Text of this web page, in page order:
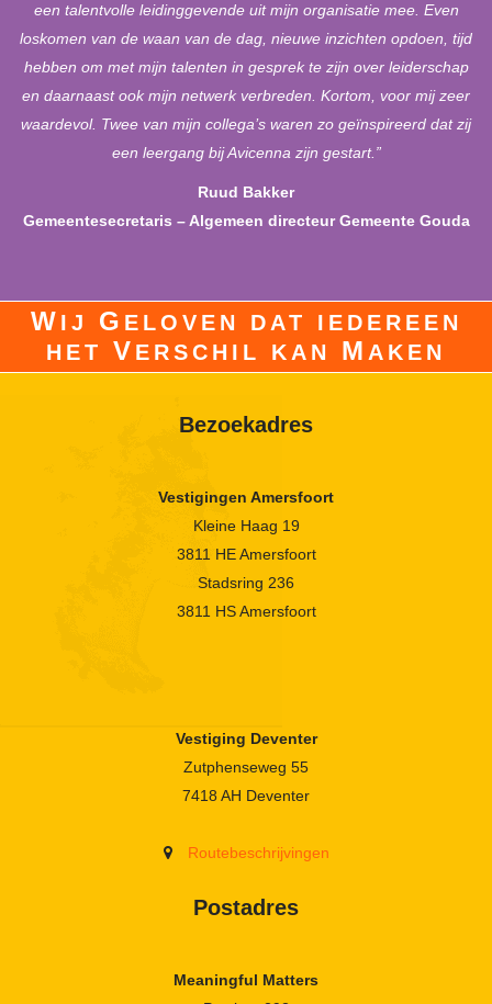
een talentvolle leidinggevende uit mijn organisatie mee. Even
loskomen van de waan van de dag, nieuwe inzichten opdoen, tijd
hebben om met mijn talenten in gesprek te zijn over leiderschap
en daarnaast ook mijn netwerk verbreden. Kortom, voor mij zeer
waardevol. Twee van mijn collega’s waren zo geïnspireerd dat zij
een leergang bij Avicenna zijn gestart.”
Ruud Bakker
Gemeentesecretaris – Algemeen directeur Gemeente Gouda
W IJ G ELOVEN DAT IEDEREEN
HET V ERSCHIL KAN M AKEN
Bezoekadres
Vestigingen Amersfoort
Kleine Haag 19
3811 HE Amersfoort
Stadsring 236
3811 HS Amersfoort
Vestiging Deventer
Zutphenseweg 55
7418 AH Deventer
Routebeschrijvingen
Postadres
Meaningful Matters